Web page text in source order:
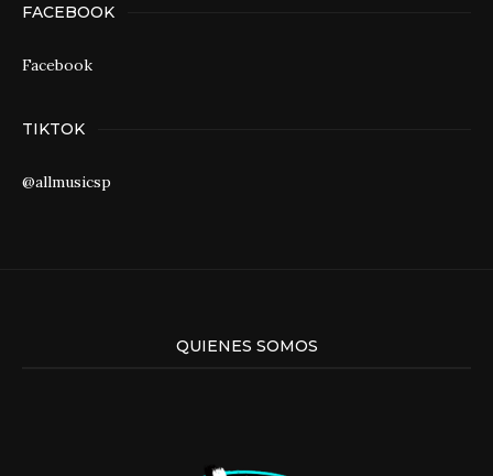
FACEBOOK
Facebook
TIKTOK
@allmusicsp
QUIENES SOMOS